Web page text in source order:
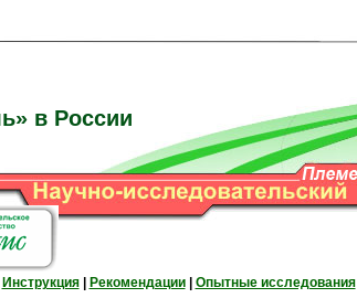
в России
Инструкция| Рекомендации| Опытные исследования